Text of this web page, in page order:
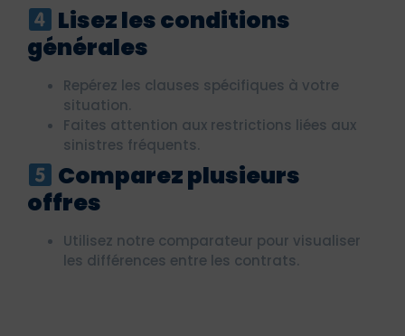
Lisez les conditions
générales
Repérez les clauses spécifiques à votre
situation.
Faites attention aux restrictions liées aux
sinistres fréquents.
Comparez plusieurs
offres
Utilisez notre comparateur pour visualiser
les différences entre les contrats.